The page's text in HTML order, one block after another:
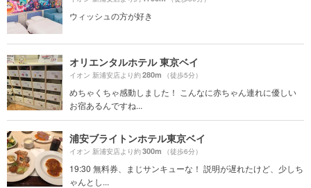
ウィッシュの方が好き
オリエンタルホテル 東京ベイ
イオン 新浦安店より約280m （徒歩5分）
めちゃくちゃ感動しました！ こんなに赤ちゃん連れに優しい
お宿あるんですね...
浦安ブライトンホテル東京ベイ
イオン 新浦安店より約300m （徒歩6分）
19:30 無料券、まじサンキューな！ 説明が遅れたけど、少しち
ゃんとし...